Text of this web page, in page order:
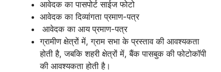
आवेदक का पासपोर्ट साईज फोटो
आवेदक का दिव्यांगता प्रमाण-पत्र
आवेदक का आय प्रमाण-पत्र
ग्रामीण क्षेत्रों में, ग्राम सभा के प्रस्ताव की आवश्यकता
होती है, जबकि शहरी क्षेत्रों में, बैंक पासबुक की फोटोकॉपी
की आवश्यकता होती है।